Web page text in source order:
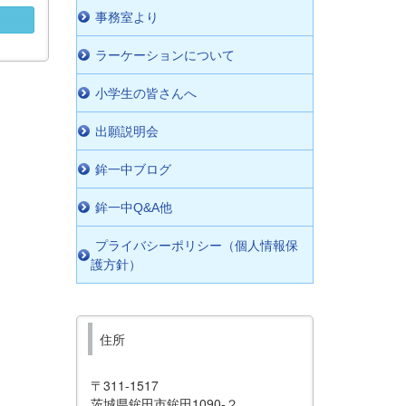
事務室より
ラーケーションについて
小学生の皆さんへ
出願説明会
鉾一中ブログ
鉾一中Q&A他
プライバシーポリシー（個人情報保
護方針）
住所
〒311-1517